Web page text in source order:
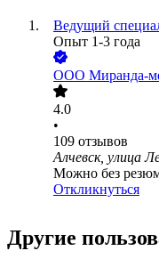
Ведущий
Опыт 1-3 года
ООО Миранда-
4.0
•
109 отзывов
Алчевск, улица
Можно без
Откликнуться
Другие